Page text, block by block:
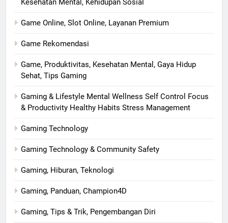
Kesehatan Mental, Kehidupan Sosial
Game Online, Slot Online, Layanan Premium
Game Rekomendasi
Game, Produktivitas, Kesehatan Mental, Gaya Hidup
Sehat, Tips Gaming
Gaming & Lifestyle Mental Wellness Self Control Focus
& Productivity Healthy Habits Stress Management
Gaming Technology
Gaming Technology & Community Safety
Gaming, Hiburan, Teknologi
Gaming, Panduan, Champion4D
Gaming, Tips & Trik, Pengembangan Diri